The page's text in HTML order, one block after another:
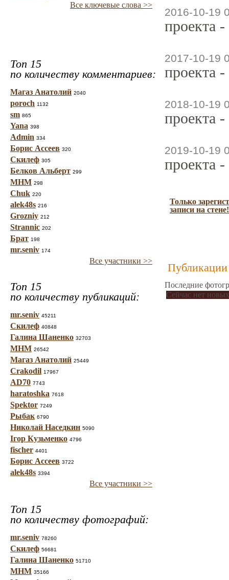
Все ключевые слова >>
Топ 15
по количеству комментариев:
Магаз Анатолий 2040
poroch 1132
sm 865
Yana 398
Admin 334
Борис Ассеев 320
Скилеф 305
Белков Альберт 299
МНМ 298
Chuk 220
alek48s 216
Grozniy 212
Strannic 202
Брат 198
mr.seniv 174
Все участники >>
Топ 15
по количеству публикаций:
mr.seniv 45211
Скилеф 40848
Галина Шаненко 32703
МНМ 26542
Магаз Анатолий 25449
Crakodil 17967
AD70 7743
haratoshka 7618
Spektor 7249
Рыбак 6790
Николай Наседкин 5090
Ігор Кузьменко 4796
fischer 4401
Борис Ассеев 3722
alek48s 3394
Все участники >>
Топ 15
по количеству фотографий:
mr.seniv 78260
Скилеф 56681
Галина Шаненко 51710
МНМ 35166
2016-10-19
проекта
2017-10-19
проекта
2018-10-19
проекта
2019-10-19
проекта
Только
записи на стене!
Публикации
Последние
Сейчас нет